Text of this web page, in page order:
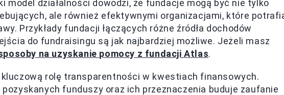
działalności dowodzi, że fundacje mogą być nie tylko
ale również efektywnymi organizacjami, które
Przykłady fundacji łączących różne źródła dochodów
do fundraisingu są jak najbardziej możliwe. Jeżeli masz
na uzyskanie pomocy z fundacji Atlas.
rolę transparentności w kwestiach finansowych.
funduszy oraz ich przeznaczenia buduje zaufanie